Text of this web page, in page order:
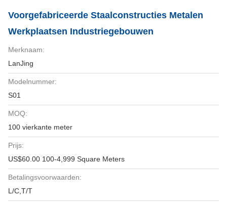
Voorgefabriceerde Staalconstructies Metalen
Werkplaatsen Industriegebouwen
Merknaam:
LanJing
Modelnummer:
S01
MOQ:
100 vierkante meter
Prijs:
US$60.00 100-4,999 Square Meters
Betalingsvoorwaarden:
L/C,T/T